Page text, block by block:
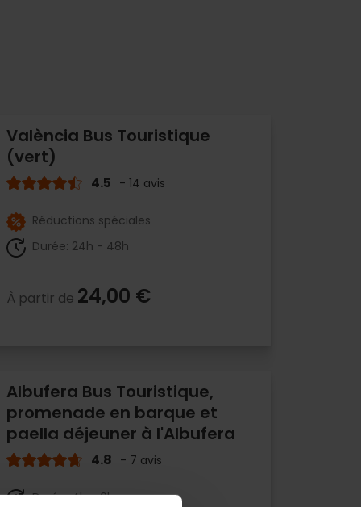
València Bus Touristique
(vert)
4.5 - 14 avis
Réductions spéciales
Durée: 24h - 48h
À partir de 24,00 €
Albufera Bus Touristique,
promenade en barque et
paella déjeuner à l'Albufera
4.8 - 7 avis
Durée: 4h - 6h